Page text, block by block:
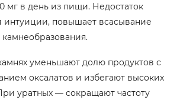
мг в день из пищи. Недостаток
интуиции, повышает всасывание
уменьшают долю продуктов с
оксалатов и избегают высоких
уратных — сокращают частоту